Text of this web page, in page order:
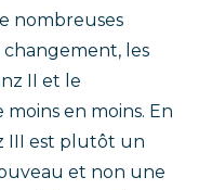
nombreuses
changement, les
II et le
en moins. En
III est plutôt un
et non une